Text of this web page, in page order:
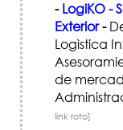
- LogiKO -
Exterior-
Logìstica
de
link roto]